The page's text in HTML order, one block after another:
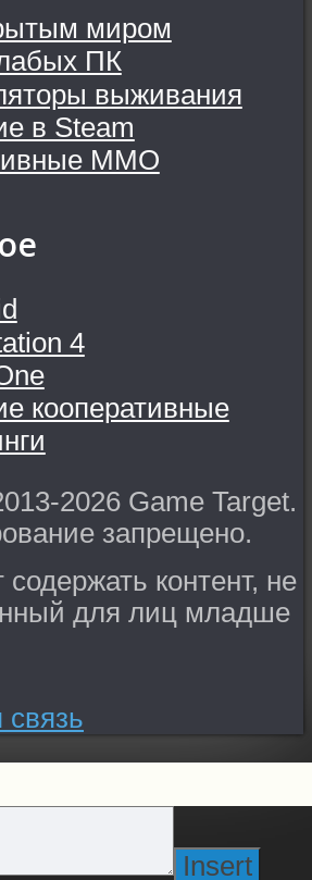
миром
ПК
выживания
в Steam
MMO
4
кооперативные
2026 Game Target.
запрещено.
связь
Insert